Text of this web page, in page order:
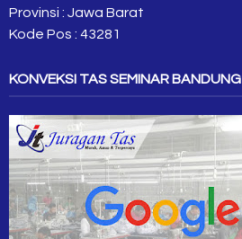
Provinsi : Jawa Barat
Kode Pos : 43281
KONVEKSI TAS SEMINAR BANDUNG